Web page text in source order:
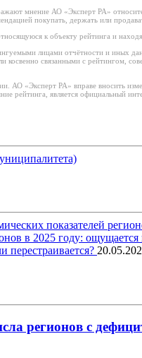
мнение АО «Эксперт РА»
покупать, держать или
к объекту рейтинга и
лицами отчётности и иных
косвенно связанными с рейтингом,
АО «Эксперт РА» вправе вносить
рейтинга, является официальный
показателей
в 2025 году:
перестраивается?
регионов с